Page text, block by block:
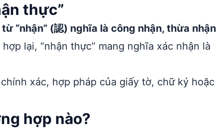
thực”
“nhận” (認) nghĩa là công nhận, thừa nhận
hợp lại, “nhận thực” mang nghĩa xác nhận là
xác, hợp pháp của giấy tờ, chữ ký hoặc
hợp nào?